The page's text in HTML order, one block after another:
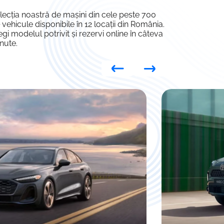
noastră de mașini din cele peste 700
vehicule disponibile în 12 locații din România.
modelul potrivit și rezervi online în câteva